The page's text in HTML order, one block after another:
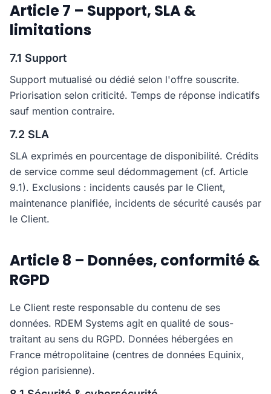
Article 7 – Support, SLA &
limitations
7.1 Support
Support mutualisé ou dédié selon l'offre souscrite.
Priorisation selon criticité. Temps de réponse indicatifs
sauf mention contraire.
7.2 SLA
SLA exprimés en pourcentage de disponibilité. Crédits
de service comme seul dédommagement (cf. Article
9.1). Exclusions : incidents causés par le Client,
maintenance planifiée, incidents de sécurité causés par
le Client.
Article 8 – Données, conformité &
RGPD
Le Client reste responsable du contenu de ses
données. RDEM Systems agit en qualité de sous-
traitant au sens du RGPD. Données hébergées en
France métropolitaine (centres de données Equinix,
région parisienne).